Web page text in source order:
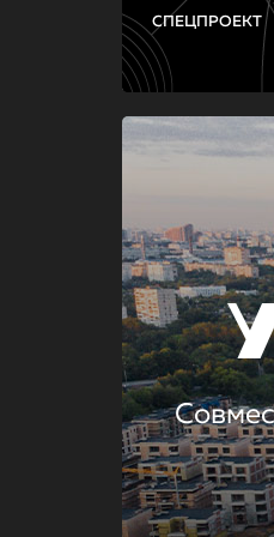
СПЕЦПРОЕКТ